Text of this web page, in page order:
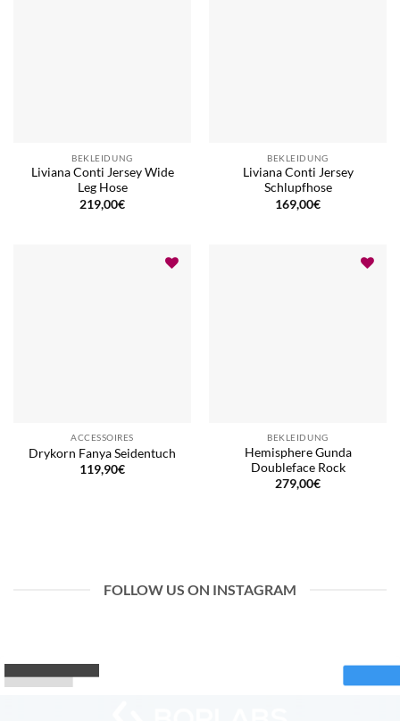
BEKLEIDUNG
Liviana Conti Jersey Wide
Leg Hose
219,00€
BEKLEIDUNG
Liviana Conti Jersey
Schlupfhose
169,00€
ACCESSOIRES
Drykorn Fanya Seidentuch
119,90€
BEKLEIDUNG
Hemisphere Gunda
Doubleface Rock
279,00€
FOLLOW US ON INSTAGRAM